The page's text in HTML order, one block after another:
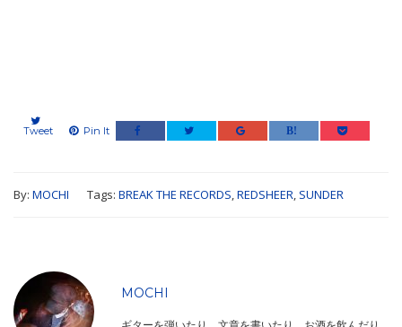
Tweet Pin It
By: MOCHI Tags: BREAK THE RECORDS,REDSHEER, SUNDER
MOCHI